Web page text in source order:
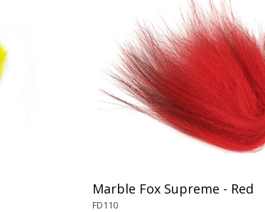
Marble Fox Supreme - Red
FD110